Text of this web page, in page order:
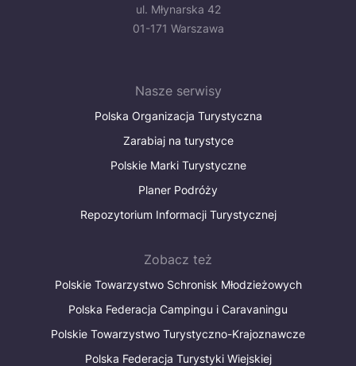
ul. Młynarska 42
01-171 Warszawa
Nasze serwisy
Polska Organizacja Turystyczna
Zarabiaj na turystyce
Polskie Marki Turystyczne
Planer Podróży
Repozytorium Informacji Turystycznej
Zobacz też
Polskie Towarzystwo Schronisk Młodzieżowych
Polska Federacja Campingu i Caravaningu
Polskie Towarzystwo Turystyczno-Krajoznawcze
Polska Federacja Turystyki Wiejskiej